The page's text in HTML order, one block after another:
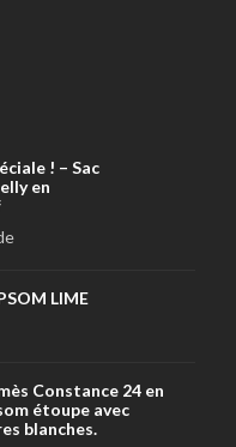
! – Sac
en
LIME
Constance 24 en
étoupe avec
blanches.